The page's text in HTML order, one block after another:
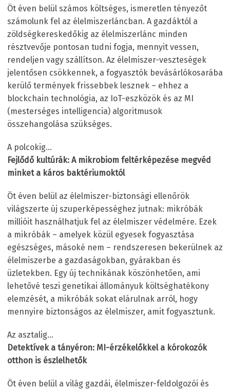
Öt éven belül számos költséges, ismeretlen tényezőt
számolunk fel az élelmiszerláncban. A gazdáktól a
zöldségkereskedőkig az élelmiszerlánc minden
résztvevője pontosan tudni fogja, mennyit vessen,
rendeljen vagy szállítson. Az élelmiszer-veszteségek
jelentősen csökkennek, a fogyasztók bevásárlókosarába
kerülő termények frissebbek lesznek – ehhez a
blockchain technológia, az IoT-eszközök és az MI
(mesterséges intelligencia) algoritmusok
összehangolása szükséges.
A polcokig…
Fejlődő kultúrák: A mikrobiom feltérképezése megvéd
minket a káros baktériumoktól
Öt éven belül az élelmiszer-biztonsági ellenőrök
világszerte új szuperképességhez jutnak: mikróbák
millióit használhatjuk fel az élelmiszer védelmére. Ezek
a mikróbák – amelyek közül egyesek fogyasztása
egészséges, másoké nem – rendszeresen bekerülnek az
élelmiszerbe a gazdaságokban, gyárakban és
üzletekben. Egy új technikának köszönhetően, ami
lehetővé teszi genetikai állományuk költséghatékony
elemzését, a mikróbák sokat elárulnak arról, hogy
mennyire biztonságos az élelmiszer, amit fogyasztunk.
Az asztalig…
Detektívek a tányéron: MI-érzékelőkkel a kórokozók
otthon is észlelhetők
Öt éven belül a világ gazdái, élelmiszer-feldolgozói és